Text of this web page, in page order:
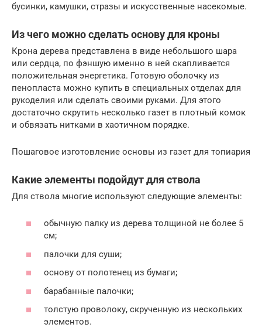
бусинки, камушки, стразы и искусственные насекомые.
Из чего можно сделать основу для кроны
Крона дерева представлена в виде небольшого шара
или сердца, по фэншую именно в ней скапливается
положительная энергетика. Готовую оболочку из
пенопласта можно купить в специальных отделах для
рукоделия или сделать своими руками. Для этого
достаточно скрутить несколько газет в плотный комок
и обвязать нитками в хаотичном порядке.
Пошаговое изготовление основы из газет для топиария
Какие элементы подойдут для ствола
Для ствола многие используют следующие элементы:
обычную палку из дерева толщиной не более 5
см;
палочки для суши;
основу от полотенец из бумаги;
барабанные палочки;
толстую проволоку, скрученную из нескольких
элементов.